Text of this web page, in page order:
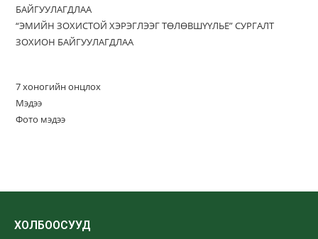
БАЙГУУЛАГДЛАА
“ЭМИЙН ЗОХИСТОЙ ХЭРЭГЛЭЭГ ТӨЛӨВШҮҮЛЬЕ” СУРГАЛТ
ЗОХИОН БАЙГУУЛАГДЛАА
7 хоногийн онцлох
Мэдээ
Фото мэдээ
ХОЛБООСУУД